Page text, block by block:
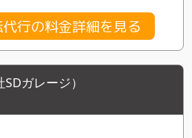
行の料金詳細を見る
ガレージ）